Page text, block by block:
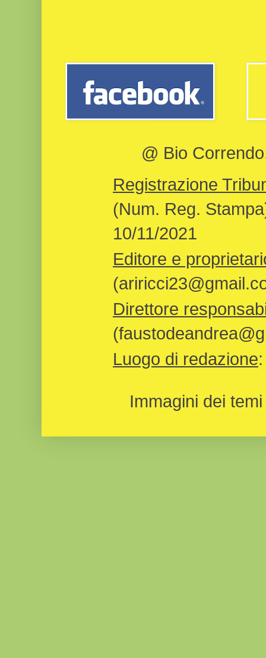
@ Bio
Registrazione
(Num. Reg.
10/11/2021
Editore e
Direttore
Luogo di redazione
Immagini dei